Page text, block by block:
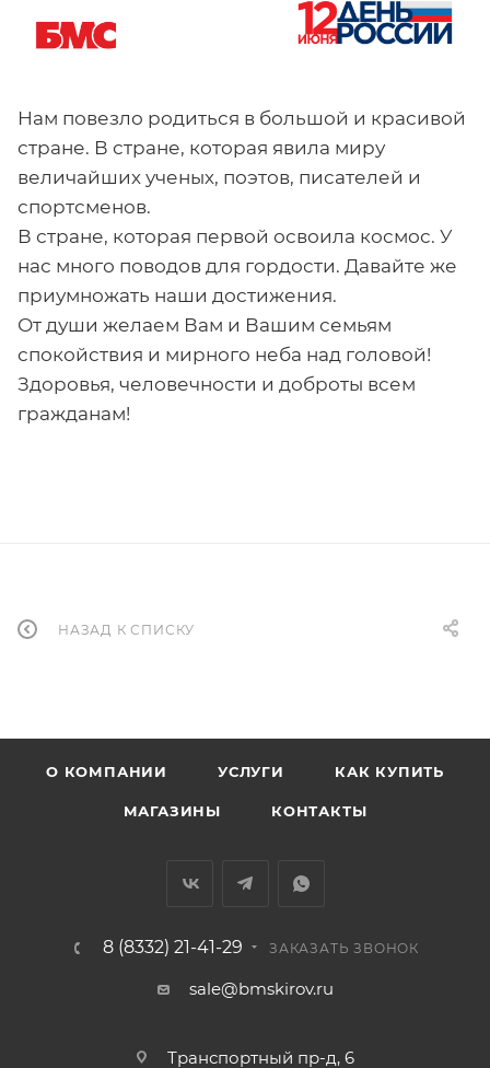
Нам повезло родиться в большой и красивой
стране. В стране, которая явила миру
величайших ученых, поэтов, писателей и
спортсменов.
В стране, которая первой освоила космос. У
нас много поводов для гордости. Давайте же
приумножать наши достижения.
От души желаем Вам и Вашим семьям
спокойствия и мирного неба над головой!
Здоровья, человечности и доброты всем
гражданам!
НАЗАД К СПИСКУ
О КОМПАНИИ УСЛУГИ КАК КУПИТЬ
МАГАЗИНЫ КОНТАКТЫ
8 (8332) 21-41-29 ЗАКАЗАТЬ ЗВОНОК
sale@bmskirov.ru
Транспортный пр-д, 6